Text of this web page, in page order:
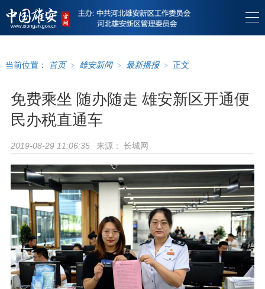
当前位置： 首页 > 雄安新闻 > 最新播报 > 正文
免费乘坐 随办随走 雄安新区开通便
民办税直通车
2019-08-29 11:06:35 来源： 长城网